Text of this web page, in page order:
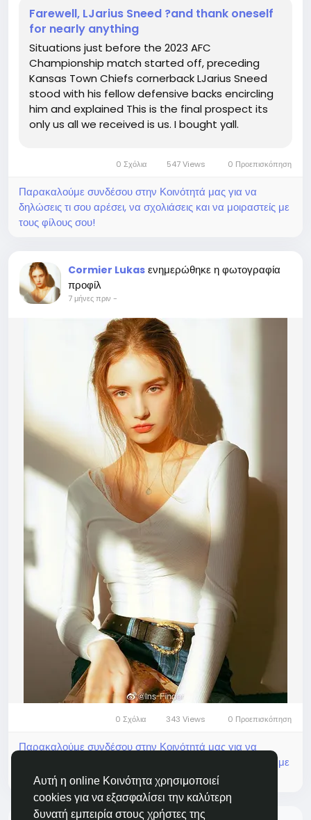
Αυτή η online Κοινότητα χρησιμοποιεί
cookies για να εξασφαλίσει την καλύτερη
δυνατή εμπειρία στους χρήστες της
Farewell, LJarius Sneed ?and thank oneself
for nearly anything
Situations just before the 2023 AFC
Championship match started off, preceding
Kansas Town Chiefs cornerback LJarius Sneed
stood with his fellow defensive backs encircling
him and explained This is the final prospect its
only us all we received is us. I bought yall.
at the 1420 some, this may possibly...
0 Σχόλια 547 Views 0 Προεπισκόπηση
Παρακαλούμε συνδέσου στην Κοινότητά μας για να
δηλώσεις τι σου αρέσει, να σχολιάσεις και να μοιραστείς με
τους φίλους σου!
Cormier Lukas ενημερώθηκε η φωτογραφία
προφίλ
7 μήνες πριν -
0 Σχόλια 343 Views 0 Προεπισκόπηση
Παρακαλούμε συνδέσου στην Κοινότητά μας για να
δηλώσεις τι σου αρέσει, να σχολιάσεις και να μοιραστείς με
τους φίλους σου!